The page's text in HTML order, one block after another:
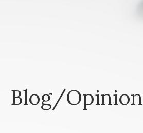
Blog/Opinion